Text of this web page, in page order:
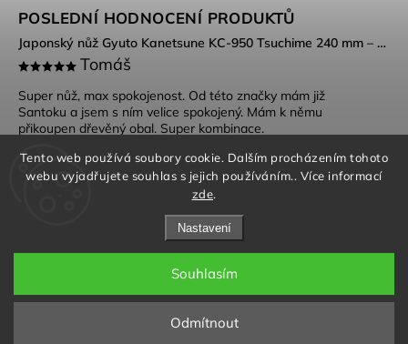
Tento web používá soubory cookie. Dalším procházením tohoto
webu vyjadřujete souhlas s jejich používáním.. Více informací
zde.
Nastavení
Odmítnout
Souhlasím
POSLEDNÍ HODNOCENÍ PRODUKTŮ
Japonský nůž Gyuto Kanetsune KC-950 Tsuchime 240 mm – DSR-1K6 ocel, Tsuchime povrch
Tomáš
Super nůž, max spokojenost. Od této značky mám již
Santoku a jsem s ním velice spokojený. Mám k němu
přikoupen dřevěný obal. Super kombinace.
Obchodní podmínky| Ochrana osobních údajů
Copyright 2026Chutsveta.cz. Všechna práva vyhrazena.